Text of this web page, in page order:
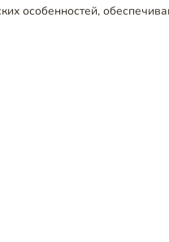
особенностей,